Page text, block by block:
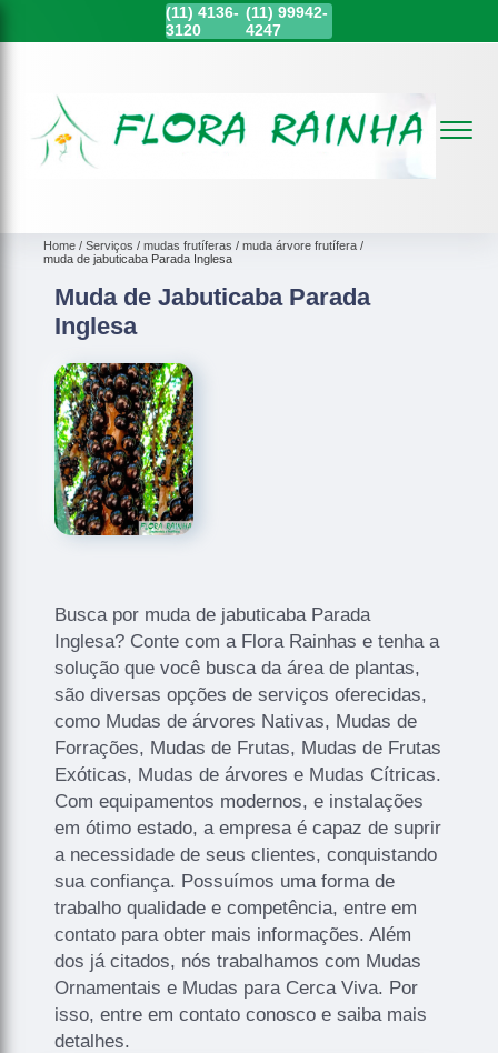
(11) 4136-
3120
(11)99942-
4247
Home Serviços mudas frutíferas
muda árvore frutífera
muda de jabuticaba Parada Inglesa
Muda de Jabuticaba Parada
Inglesa
Busca por muda de jabuticaba Parada
Inglesa? Conte com a Flora Rainhas e tenha a
solução que você busca da área de plantas,
são diversas opções de serviços oferecidas,
como Mudas de árvores Nativas, Mudas de
Forrações, Mudas de Frutas, Mudas de Frutas
Exóticas, Mudas de árvores e Mudas Cítricas.
Com equipamentos modernos, e instalações
em ótimo estado, a empresa é capaz de suprir
a necessidade de seus clientes, conquistando
sua confiança. Possuímos uma forma de
trabalho qualidade e competência, entre em
contato para obter mais informações. Além
dos já citados, nós trabalhamos com Mudas
Ornamentais e Mudas para Cerca Viva. Por
isso, entre em contato conosco e saiba mais
detalhes.